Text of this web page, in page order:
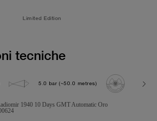
Limited Edition
tecniche
5.0 bar (~50.0 metres) P2003/